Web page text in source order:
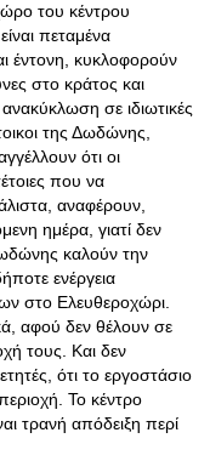
του κέντρου
πεταμένα
έντονη, κυκλοφορούν
στο κράτος και
σε ιδιωτικές
της Δωδώνης,
ότι οι
που να
αναφέρουν,
ημέρα, γιατί δεν
καλούν την
ενέργεια
στο Ελευθεροχώρι.
αφού δεν θέλουν σε
τους. Και δεν
ότι το εργοστάσιο
Το κέντρο
τρανή απόδειξη περί